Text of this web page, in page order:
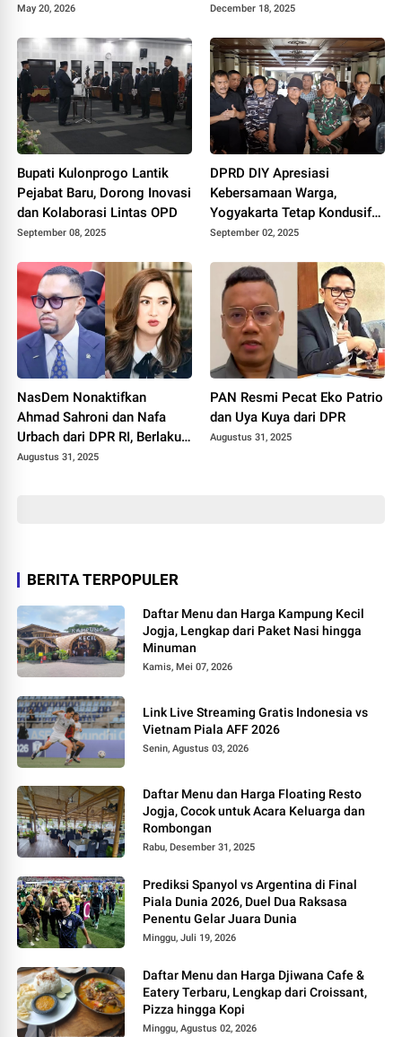
Pemerintah
May 20, 2026 2025
December 18, 2025
Bupati Kulonprogo Lantik
Pejabat Baru, Dorong Inovasi
dan Kolaborasi Lintas OPD
September 08, 2025
DPRD DIY Apresiasi
Kebersamaan Warga,
Yogyakarta Tetap Kondusif
Pasca Aksi Massa
September 02, 2025
NasDem Nonaktifkan
Ahmad Sahroni dan Nafa
Urbach dari DPR RI, Berlaku
1 September 2025
Augustus 31, 2025
PAN Resmi Pecat Eko Patrio
dan Uya Kuya dari DPR
Augustus 31, 2025
BERITA TERPOPULER
Daftar Menu dan Harga Kampung Kecil
Jogja, Lengkap dari Paket Nasi hingga
Minuman
Kamis, Mei 07, 2026
Link Live Streaming Gratis Indonesia vs
Vietnam Piala AFF 2026
Senin, Agustus 03, 2026
Daftar Menu dan Harga Floating Resto
Jogja, Cocok untuk Acara Keluarga dan
Rombongan
Rabu, Desember 31, 2025
Prediksi Spanyol vs Argentina di Final
Piala Dunia 2026, Duel Dua Raksasa
Penentu Gelar Juara Dunia
Minggu, Juli 19, 2026
Daftar Menu dan Harga Djiwana Cafe &
Eatery Terbaru, Lengkap dari Croissant,
Pizza hingga Kopi
Minggu, Agustus 02, 2026